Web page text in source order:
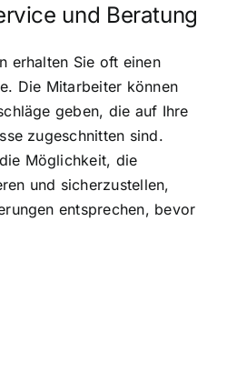
und Beratung
erhalten Sie oft einen
Die Mitarbeiter können
geben, die auf Ihre
zugeschnitten sind.
Möglichkeit, die
und sicherzustellen,
entsprechen, bevor